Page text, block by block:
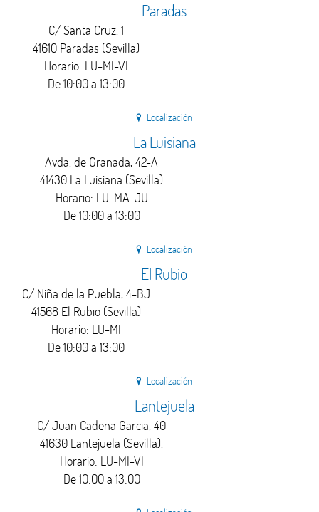
Paradas
C/ Santa Cruz. 1
41610 Paradas (Sevilla)
Horario: LU-MI-VI
De 10:00 a 13:00
Localización
La Luisiana
Avda. de Granada, 42-A
41430 La Luisiana (Sevilla)
Horario: LU-MA-JU
De 10:00 a 13:00
Localización
El Rubio
C/ Niña de la Puebla, 4-BJ
41568 El Rubio (Sevilla)
Horario: LU-MI
De 10:00 a 13:00
Localización
Lantejuela
C/ Juan Cadena Garcia, 40
41630 Lantejuela (Sevilla).
Horario: LU-MI-VI
De 10:00 a 13:00